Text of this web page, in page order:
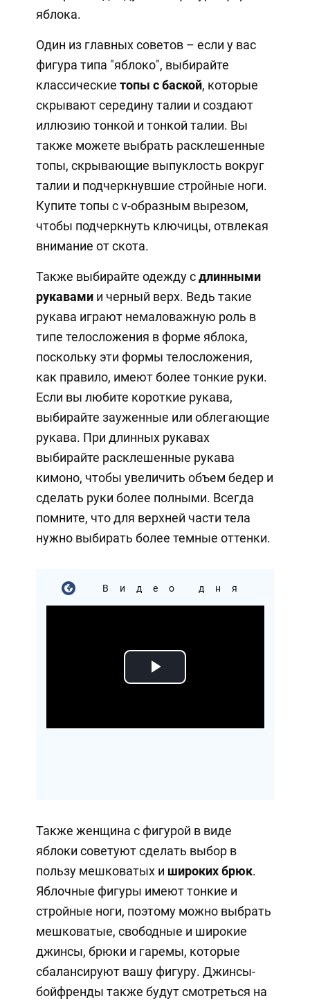
яблока.
Один из главных советов – если у вас
фигура типа "яблоко", выбирайте
классические топы с баской, которые
скрывают середину талии и создают
иллюзию тонкой и тонкой талии. Вы
также можете выбрать расклешенные
топы, скрывающие выпуклость вокруг
талии и подчеркнувшие стройные ноги.
Купите топы с v-образным вырезом,
чтобы подчеркнуть ключицы, отвлекая
внимание от скота.
Также выбирайте одежду сдлинными
рукавамии черный верх. Ведь такие
рукава играют немаловажную роль в
типе телосложения в форме яблока,
поскольку эти формы телосложения,
как правило, имеют более тонкие руки.
Если вы любите короткие рукава,
выбирайте зауженные или облегающие
рукава. При длинных рукавах
выбирайте расклешенные рукава
кимоно, чтобы увеличить объем бедер и
сделать руки более полными. Всегда
помните, что для верхней части тела
нужно выбирать более темные оттенки.
Видео дня
Play
Также женщина с фигурой в виде
яблоки советуют сделать выбор в
пользу мешковатых и широких брюк.
Яблочные фигуры имеют тонкие и
стройные ноги, поэтому можно выбрать
мешковатые, свободные и широкие
джинсы, брюки и гаремы, которые
сбалансируют вашу фигуру. Джинсы-
бойфренды также будут смотреться на